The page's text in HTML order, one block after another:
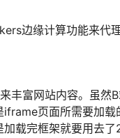
边缘计算功能来代理
丰富网站内容。虽
页面所需要加
载完框架就要用去